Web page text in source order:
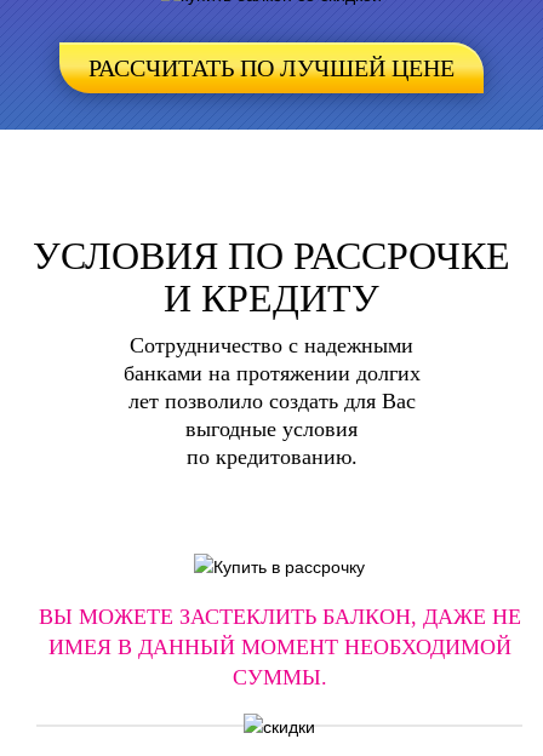
РАСCЧИТАТЬ ПО ЛУЧШЕЙ ЦЕНЕ
УСЛОВИЯ ПО РАССРОЧКЕ
И КРЕДИТУ
Сотрудничество с надежными
банками на протяжении долгих
лет позволило создать для Вас
выгодные условия
по кредитованию.
ВЫ МОЖЕТЕ ЗАСТЕКЛИТЬ БАЛКОН, ДАЖЕ НЕ
ИМЕЯ В ДАННЫЙ МОМЕНТ НЕОБХОДИМОЙ
СУММЫ.